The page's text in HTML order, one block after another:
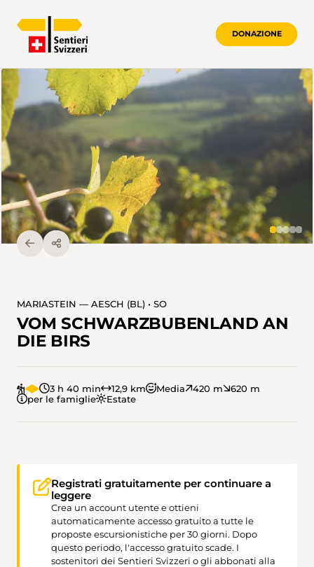
DONAZIONE
MARIASTEIN — AESCH (BL) • SO
VOM SCHWARZBUBENLAND AN
DIE BIRS
3 h 40 min 12,9 km Media 420 m
620 m
per le famiglie
Estate
Registrati gratuitamente per continuare a
leggere
Crea un account utente e ottieni
automaticamente accesso gratuito a tutte le
proposte escursionistiche per 30 giorni. Dopo
questo periodo, l'accesso gratuito scade. I
sostenitori dei Sentieri Svizzeri o gli abbonati alla